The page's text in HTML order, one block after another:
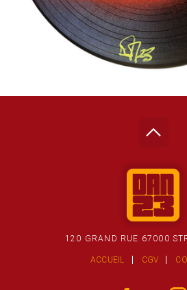
120 GRAND RUE 67000
ACCUEIL CGV